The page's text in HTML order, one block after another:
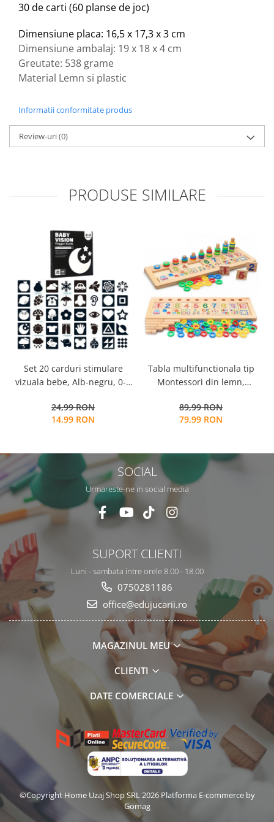
30 de carti (60 planse de joc)
Dimensiune placa: 16,5 x 17,3 x 3 cm
Dimensiune ambalaj: 19 x 18 x 4 cm
Greutate: 538 grame
Material Lemn si plastic
Informatii conformitate produs
Review-uri(0)
PRODUSE SIMILARE
Set 20 carduri stimulare
vizuala bebe, Alb-negru, 0-3
24,99 RON
14,99 RON
Tabla multifunctionala tip
Montessori din lemn,
multicolore pt cantitate,
numere si operatiuni
89,99 RON
79,99 RON
SOCIAL
Urmareste-ne in social media
SUPORT CLIENTI
Luni - sambata intre orele 8.00 - 18.00
0750281186
office@edujucarii.ro
MAGAZINUL MEU
CLIENTI
DATE COMERCIALE
©Copyright Home Uzaj Shop SRL 2026 Platforma E-commerce by
Gomag